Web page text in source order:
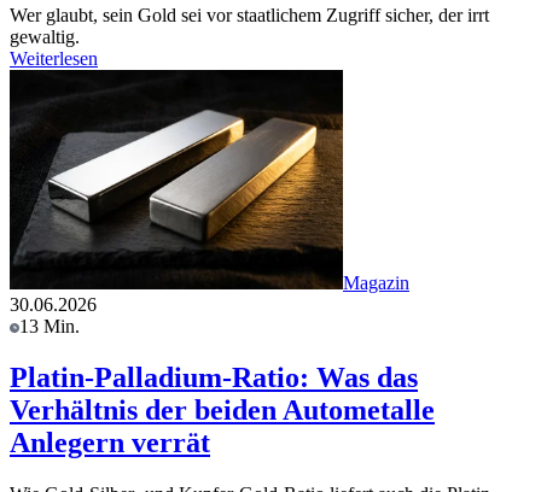
Wer glaubt, sein Gold sei vor staatlichem Zugriff sicher, der irrt
gewaltig.
Weiterlesen
Magazin
30.06.2026
13 Min.
Platin-Palladium-Ratio: Was das
Verhältnis der beiden Autometalle
Anlegern verrät